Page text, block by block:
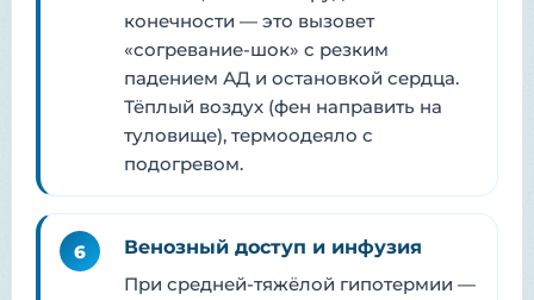
конечности — это вызовет
«согревание-шок» с резким
падением АД и остановкой сердца.
Тёплый воздух (фен направить на
туловище), термоодеяло с
подогревом.
6
Венозный доступ и инфузия
При средней-тяжёлой гипотермии —